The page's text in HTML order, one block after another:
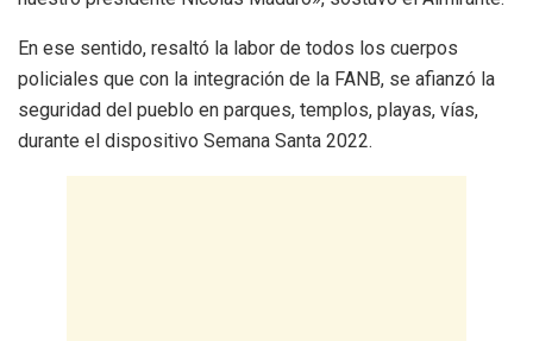
En ese sentido, resaltó la labor de todos los cuerpos
policiales que con la integración de la FANB, se afianzó la
seguridad del pueblo en parques, templos, playas, vías,
durante el dispositivo Semana Santa 2022.